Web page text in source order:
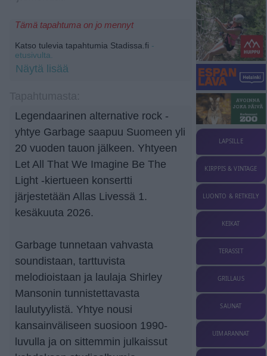
Tämä tapahtuma on jo mennyt
Katso tulevia tapahtumia Stadissa.fi -
etusivulta.
Näytä lisää
Legendaarinen alternative rock -
yhtye Garbage saapuu Suomeen yli
20 vuoden tauon jälkeen. Yhtyeen
Let All That We Imagine Be The
Light -kiertueen konsertti
järjestetään Allas Livessä 1.
kesäkuuta 2026.
Garbage tunnetaan vahvasta
soundistaan, tarttuvista
melodioistaan ja laulaja Shirley
Mansonin tunnistettavasta
laulutyylistä. Yhtye nousi
kansainväliseen suosioon 1990-
luvulla ja on sittemmin julkaissut
LAPSILLE
KIRPPIS & VINTAGE
LUONTO & RETKEILY
KEIKAT
TERASSIT
GRILLAUS
SAUNAT
UIMARANNAT